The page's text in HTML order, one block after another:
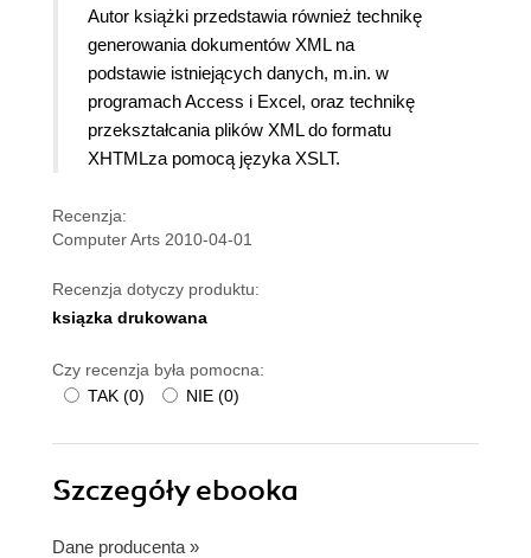
Autor książki przedstawia również technikę
generowania dokumentów XML na
podstawie istniejących danych, m.in. w
programach Access i Excel, oraz technikę
przekształcania plików XML do formatu
XHTMLza pomocą języka XSLT.
Recenzja:
Computer Arts 2010-04-01
Recenzja dotyczy produktu:
ksiązka drukowana
Czy recenzja była pomocna:
TAK (0) NIE (0)
Szczegółyebooka
Dane producenta »